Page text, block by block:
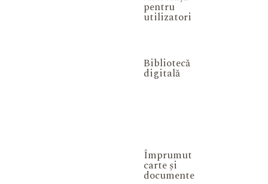
pentru
utilizatori
Bibliotecă
digitală
Împrumut
carte și
documente